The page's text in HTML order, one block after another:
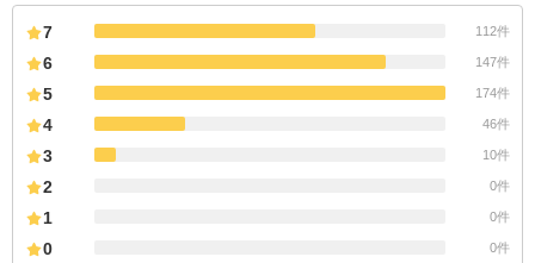
7 112件
6 147件
5 174件
4 46件
3 10件
2 0件
1 0件
0 0件